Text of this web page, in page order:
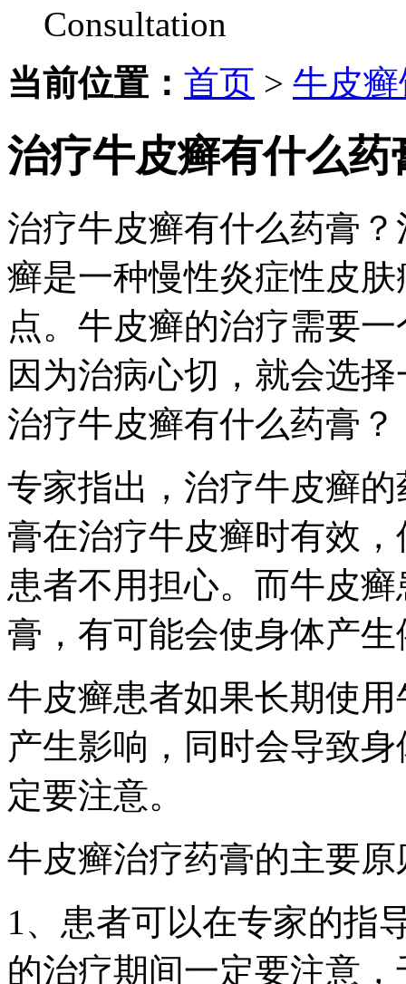
Consultation
当前位置： 首页 > 牛皮
治疗牛皮癣有什么药
治疗牛皮癣有什么药膏
癣是一种慢性炎症性皮
点。牛皮癣的治疗需要
因为治病心切，就会选
治疗牛皮癣有什么药膏？
专家指出，治疗牛皮癣
膏在治疗牛皮癣时有效
患者不用担心。而牛皮
膏，有可能会使身体产
牛皮癣患者如果长期使
产生影响，同时会导致
定要注意。
牛皮癣治疗药膏的主要原
1、患者可以在专家的指
的治疗期间一定要注意